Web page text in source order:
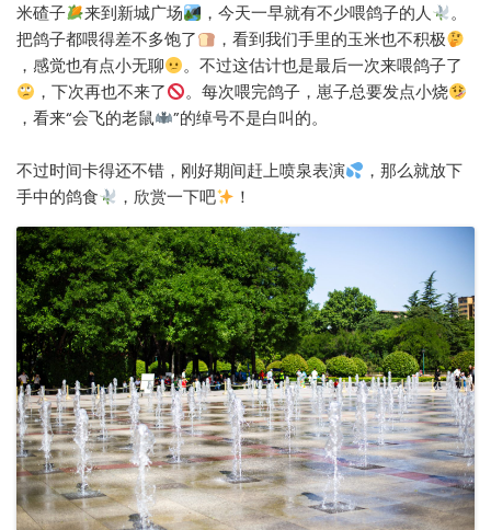
米碴子
来到新城广场 ，今天一早就有不少喂鸽子的人
。
把鸽子都喂得差不多饱了
，看到我们手里的玉米也不积极
，感觉也有点小无聊
。不过这估计也是最后一次来喂鸽子了
，下次再也不来了
。每次喂完鸽子，崽子总要发点小烧
，看来“会飞的老鼠
”的绰号不是白叫的。
不过时间卡得还不错，刚好期间赶上喷泉表演
，那么就放下
手中的鸽食
，欣赏一下吧 ！